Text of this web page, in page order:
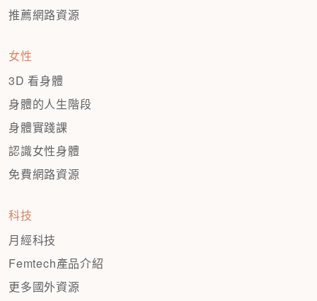
推薦網路資源
女性
3D 看身體
身體的人生階段
身體實踐課
認識女性身體
免費網路資源
科技
月經科技
Femtech產品介紹
更多國外資源